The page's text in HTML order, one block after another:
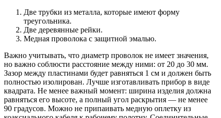
Две трубки из металла, которые имеют форму
треугольника.
Две деревянные рейки.
Медная проволока с защитной эмалью.
Важно учитывать, что диаметр проволок не имеет значения,
но важно соблюсти расстояние между ними: от 20 до 30 мм.
Зазор между пластинами будет равняться 1 см и должен быть
полностью изолирован. Лучше изготавливать прибор в виде
квадрата. Не менее важный момент: ширина изделия должна
равняться его высоте, а полный угол раскрытия — не менее
90 градусов. Можно не припаивать медную оплетку из